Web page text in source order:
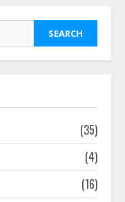
(35)
(4)
(16)